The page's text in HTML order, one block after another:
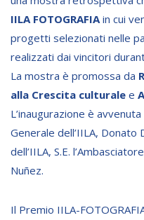
Patrimonio
Empowerment
EUROsociAL
EL PAcCTO
EUROFRONT
COPOLAD III
IILA FOTOGRAFIA in cui
progetti selezionati nelle
realizzati dai vincitori
La mostra è promossa da
alla Crescita culturale e
L’inaugurazione è
Generale dell’IILA, Donato
dell’IILA, S.E.
Il Premio IILA-